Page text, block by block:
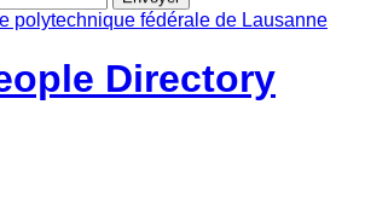
Directory